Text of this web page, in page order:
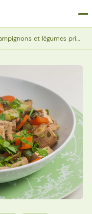
Tofu aux champignons et légumes printaniers